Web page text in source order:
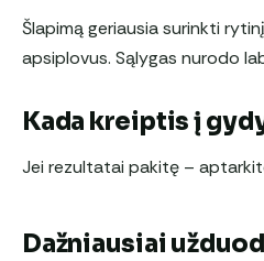
Šlapimą geriausia surinkti
apsiplovus. Sąlygas nurodo
Kada kreiptis į
Jei rezultatai pakitę –
Dažniausiai